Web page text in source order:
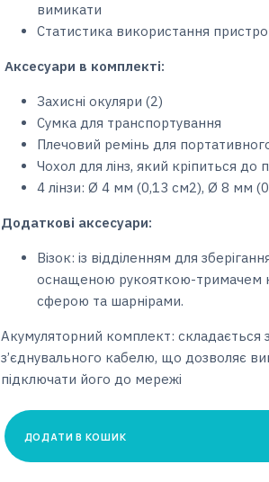
вимикати
Статистика використання
Аксесуари в комплекті:
Захисні окуляри (2)
Сумка для транспортування
Плечовий ремінь для
Чохол для лінз, який кріпиться до
4 лінзи: Ø 4 мм (0,13 см2), Ø 8 мм
Додаткові аксесуари:
Візок: із відділенням для
оснащеною рукояткою-тримачем
сферою та шарнірами.
Акумуляторний комплект: складається
з’єднувального кабелю, що дозволяє
підключати його до мережі
Прилад
ДОДАТИ В КОШИК